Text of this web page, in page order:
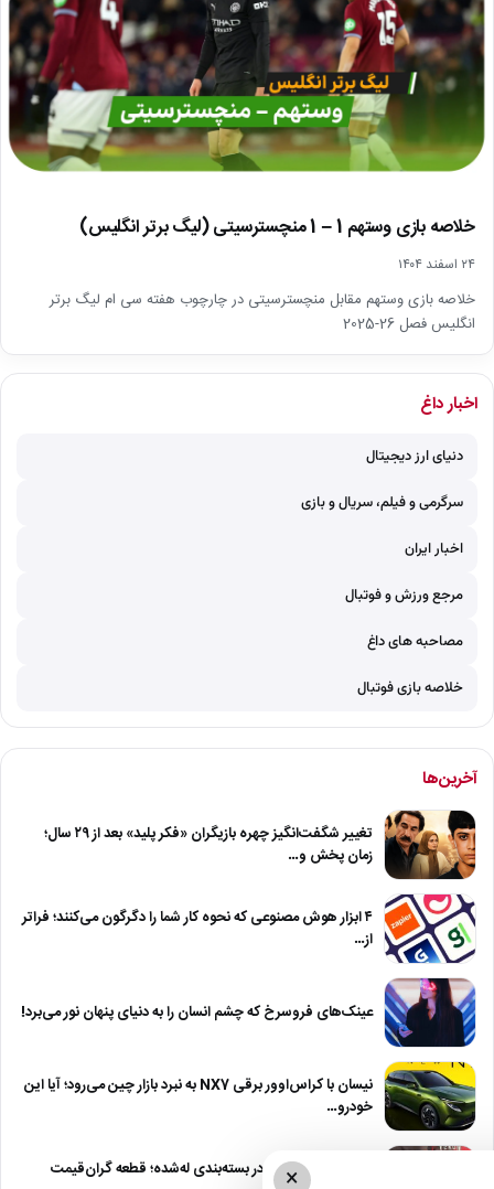
خلاصه بازی وستهم 1 – 1 منچسترسیتی (لیگ برتر انگلیس)
۲۴ اسفند ۱۴۰۴
خلاصه بازی وستهم مقابل منچسترسیتی در چارچوب هفته سی ام لیگ برتر
انگلیس فصل 26-2025
اخبار داغ
دنیای ارز دیجیتال
سرگرمی و فیلم، سریال و بازی
اخبار ایران
مرجع ورزش و فوتبال
مصاحبه های داغ
خلاصه بازی فوتبال
آخرین‌ها
تغییر شگفت‌انگیز چهره بازیگران «فکر پلید» بعد از ۲۹ سال؛
زمان پخش و…
۴ ابزار هوش مصنوعی که نحوه کار شما را دگرگون می‌کنند؛ فراتر
از…
عینک‌های فروسرخ که چشم انسان را به دنیای پنهان نور می‌برد!
نیسان با کراس‌اوور برقی NX7 به نبرد بازار چین می‌رود؛ آیا این
خودرو…
خرید رم ۵۰۰ دلاری در بسته‌بندی له‌شده؛ قطعه گران‌قیمت
×